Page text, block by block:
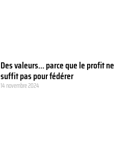
Des valeurs… parce que le profit ne
suffit pas pour fédérer
14 novembre 2024